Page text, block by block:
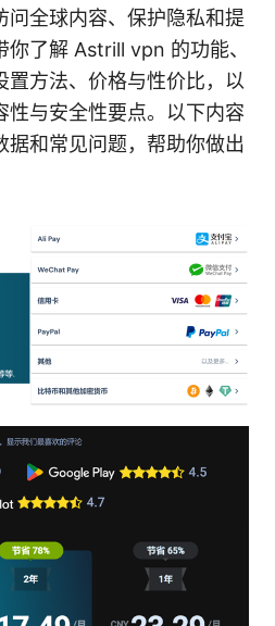
问全球内容、保护隐私和提
了解 Astrill vpn 的功能、
置方法、价格与性价比，以
性与安全性要点。以下内容
据和常见问题，帮助你做出